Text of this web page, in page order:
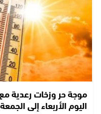
موجة حر وزخات رعدية
اليوم الأربعاء إلى